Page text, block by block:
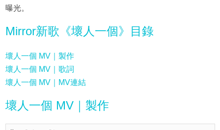
曝光。
Mirror新歌《壞人一個》目錄
壞人一個 MV｜製作
壞人一個 MV｜歌詞
壞人一個 MV｜MV連結
壞人一個 MV｜製作